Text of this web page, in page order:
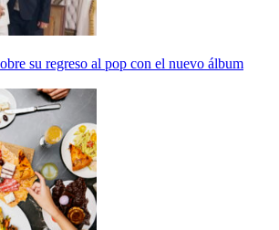
su regreso al pop con el nuevo álbum